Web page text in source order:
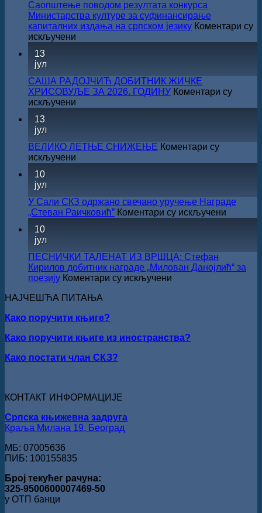
Саопштење поводом резултата конкурса
Министарства културе за суфинансирање
капиталних издања на српском језику Коментари су
искључени
конкурса
Министарства
културе
за
издања
на
српском
13
јул
САША РАДОЈЧИЋ ДОБИТНИК ЖИЧКЕ
ХРИСОВУЉЕ ЗА 2026. ГОДИНУ Коментари су
искључени
ЖИЧКЕ
ХРИСОВУЉЕ
ЗА
13
јул
ВЕЛИКО ЛЕТЊЕ СНИЖЕЊЕ Коментари су
искључени
10
јул
У Сали СКЗ одржано свечано уручење Награде
„Стеван Раичковић” Коментари су искључени
свечано
10
јул
ПЕСНИЧКИ ТАЛЕНАТ ИЗ ВРШЦА: Стефан
Кирилов добитник награде „Милован Данојлић“ за
поезију Коментари су искључени
Кирилов
НАЈЧЕШЋА ПИТАЊА
Како поручити књиге?
Како поручити књиге из иностранства?
Како постати члан СКЗ?
КОНТАКТ ИНФОРМАЦИЈЕ
Српска књижевна задруга
Краља Милана 19, Београд
МБ: 07005636
ПИБ: 100155835
Број текућег рачуна:
325-9500600007469-50
у ОТП банци